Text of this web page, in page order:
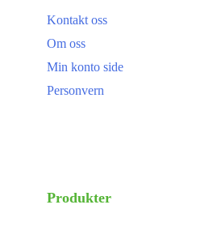
Kontakt oss
Om oss
Min konto side
Personvern
Produkter